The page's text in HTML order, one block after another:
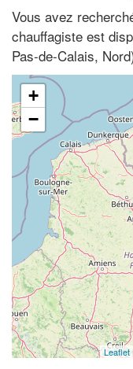
Vous avez
chauffagiste est
Pas-de-Calais,
+
−
Leaflet